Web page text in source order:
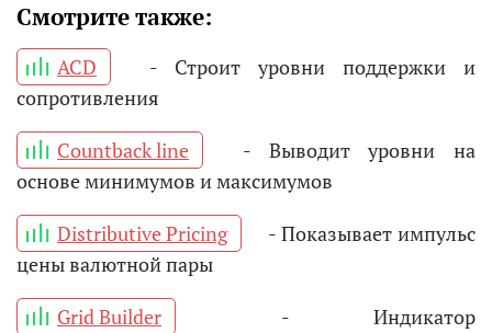
Смотрите также:
ACD
- Строит уровни поддержки и
сопротивления
Countback line
- Выводит уровни на
основе минимумов и максимумов
Distributive Pricing
- Показывает импульс
цены валютной пары
Grid Builder
- Индикатор